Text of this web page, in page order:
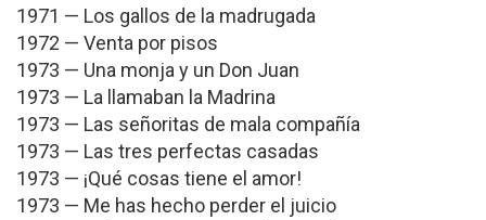
1971 — Los gallos de la madrugada
1972 — Venta por pisos
1973 — Una monja y un Don Juan
1973 — La llamaban la Madrina
1973 — Las señoritas de mala compañía
1973 — Las tres perfectas casadas
1973 — ¡Qué cosas tiene el amor!
1973 — Me has hecho perder el juicio